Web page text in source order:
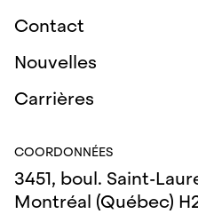
Contact
Nouvelles
Carrières
COORDONNÉES
3451, boul. Saint-
Montréal (Québec)